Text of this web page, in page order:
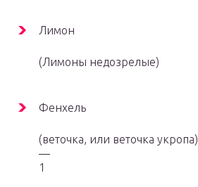
Лимон
(Лимоны недозрелые)
Фенхель
(веточка, или веточка укропа)
—
1